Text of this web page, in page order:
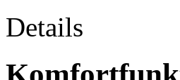
Details